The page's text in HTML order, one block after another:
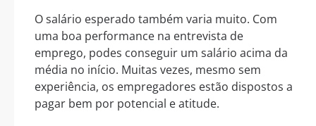
O salário esperado também varia muito. Com
uma boa performance na entrevista de
emprego, podes conseguir um salário acima da
média no início. Muitas vezes, mesmo sem
experiência, os empregadores estão dispostos a
pagar bem por potencial e atitude.